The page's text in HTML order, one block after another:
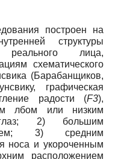
построен на
структуры
реального лица,
схематического
(Барабанщиков,
графическая
радости (F3),
лбом или низким
2) большим
3) средним
носа и укороченным
расположением